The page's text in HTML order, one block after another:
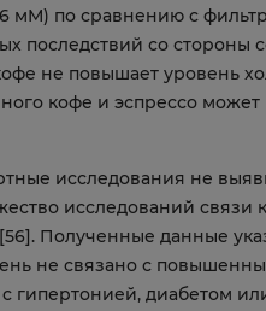
мМ) по сравнению с
последствий со стороны
не повышает уровень
кофе и эспрессо
исследования не
исследований
Полученные данные
не связано с
гипертонией, диабетом